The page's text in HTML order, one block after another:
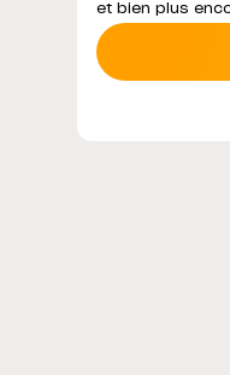
retour en
et bien plus